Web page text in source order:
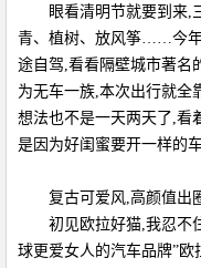
眼看清明节就要到来,
青、植树、放风筝……今
途自驾,看看隔壁城市著名
为无车一族,本次出行就全
想法也不是一天两天了,看
是因为好闺蜜要开一样的
复古可爱风,高颜值出
初见欧拉好猫,我忍不
球更爱女人的汽车品牌”